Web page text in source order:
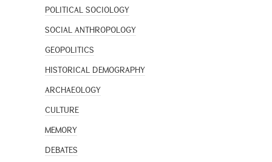
POLITICAL SOCIOLOGY
SOCIAL ANTHROPOLOGY
GEOPOLITICS
HISTORICAL DEMOGRAPHY
ARCHAEOLOGY
CULTURE
MEMORY
DEBATES